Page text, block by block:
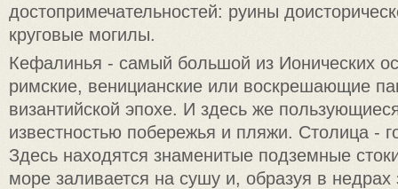
достопримечательностей: руины
круговые могилы.
Кефалинья - самый большой из Ионических
римские, веницианские или воскрешающие
византийской эпохе. И здесь же
известностью побережья и пляжи. Столица -
Здесь находятся знаменитые подземные
море заливается на сушу и, образуя в недрах